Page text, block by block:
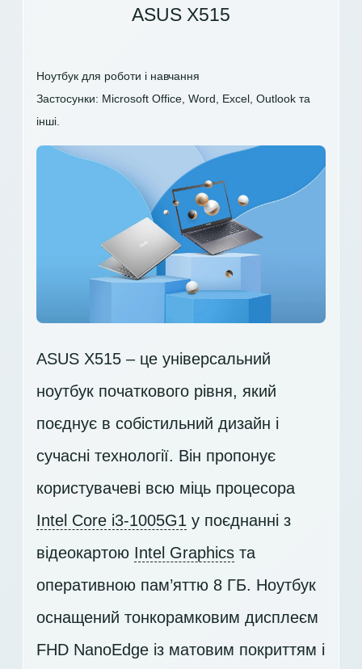
ASUS X515
Ноутбук для роботи і навчання
Застосунки: Microsoft Office, Word, Excel, Outlook та
інші.
ASUS X515 – це універсальний
ноутбук початкового рівня, який
поєднує в собістильний дизайн і
сучасні технології. Він пропонує
користувачеві всю міць процесора
Intel Core i3-1005G1 у поєднанні з
відеокартою Intel Graphics та
оперативною пам’яттю 8 ГБ. Ноутбук
оснащений тонкорамковим дисплеєм
FHD NanoEdge із матовим покриттям і